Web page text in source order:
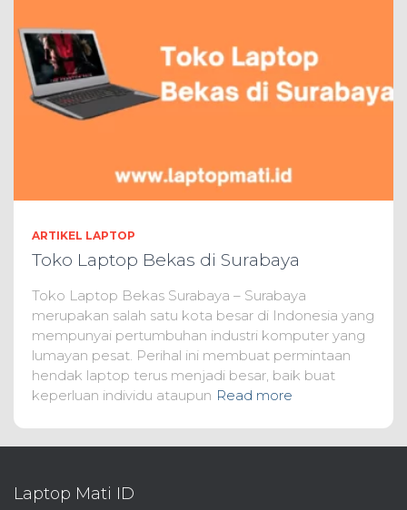
ARTIKEL LAPTOP
Toko Laptop Bekas di Surabaya
Toko Laptop Bekas Surabaya – Surabaya
merupakan salah satu kota besar di Indonesia yang
mempunyai pertumbuhan industri komputer yang
lumayan pesat. Perihal ini membuat permintaan
hendak laptop terus menjadi besar, baik buat
keperluan individu ataupun Read more
Laptop Mati ID